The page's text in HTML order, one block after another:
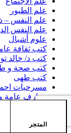
المتجر
علم الطيور
علم النفس –
علم النفس
علوم أشبال
كتب ثقافة
كتب د/ خالد
كتب صحة و
كتب طهى
مسرحيات
معارف عامة